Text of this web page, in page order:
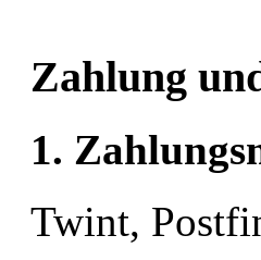
Zahlung
1.
Twint,